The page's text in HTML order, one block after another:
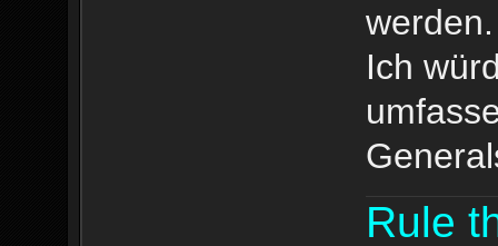
werden.
Ich
Rule